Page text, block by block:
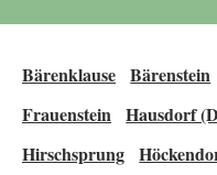
Bärenklause Bärenstein
Frauenstein Hausdorf
Hirschsprung